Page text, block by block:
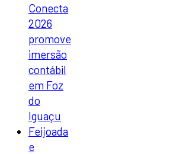
Conecta
2026
promove
imersão
contábil
em Foz
do
Iguaçu
Feijoada
e